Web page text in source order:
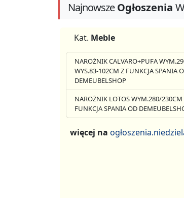
NajnowszeOgłoszenia
Kat. Meble
NAROŻNIK CALVARO+PUFA
WYS.83-102CM Z FUNKCJA SPANIA
DEMEUBELSHOP
NAROŻNIK LOTOS WYM.280/230CM
FUNKCJA SPANIA OD
więcej na